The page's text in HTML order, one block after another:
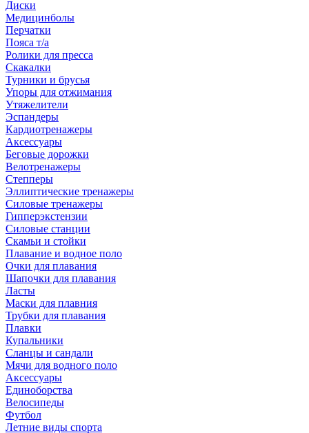
Диски
Медицинболы
Перчатки
Пояса т/а
Ролики для пресса
Скакалки
Турники и брусья
Упоры для отжимания
Утяжелители
Эспандеры
Кардиотренажеры
Аксессуары
Беговые дорожки
Велотренажеры
Степперы
Эллиптические тренажеры
Силовые тренажеры
Гипперэкстензии
Силовые станции
Скамьи и стойки
Плавание и водное поло
Очки для плавания
Шапочки для плавания
Ласты
Маски для плавния
Трубки для плавания
Плавки
Купальники
Сланцы и сандали
Мячи для водного поло
Аксессуары
Единоборства
Велосипеды
Футбол
Летние виды спорта